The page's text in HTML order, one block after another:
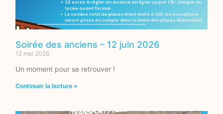
Soirée des anciens – 12 juin 2026
12 mai 2026
Un moment pour se retrouver !
Continuer la lecture »